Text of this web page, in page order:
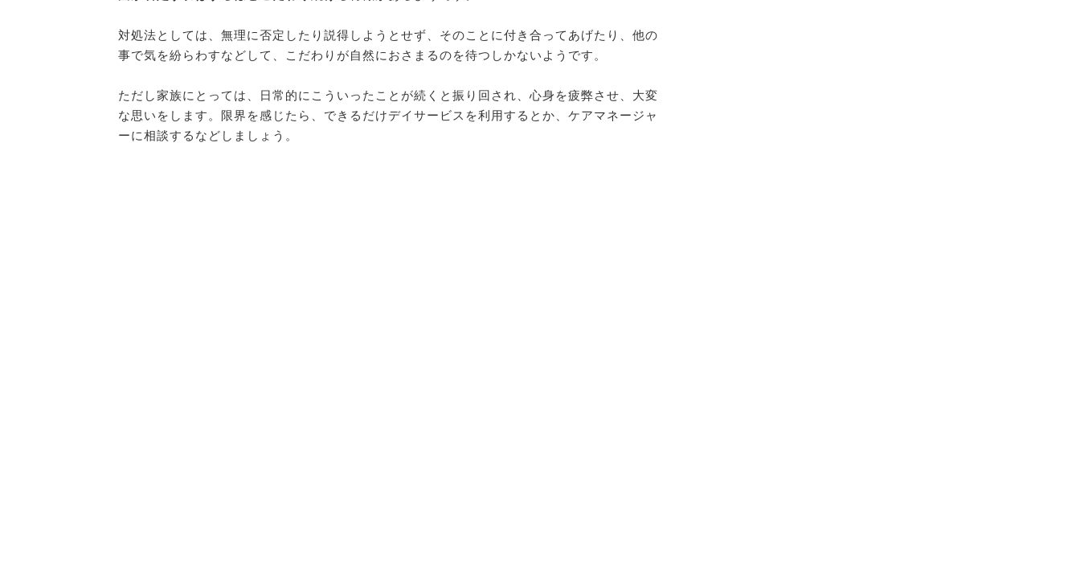
対処法としては、無理に否定したり説得しようとせず、そのことに付き合ってあげたり、他の
事で気を紛らわすなどして、こだわりが自然におさまるのを待つしかないようです。
ただし家族にとっては、日常的にこういったことが続くと振り回され、心身を疲弊させ、大変
な思いをします。限界を感じたら、できるだけデイサービスを利用するとか、ケアマネージャ
ーに相談するなどしましょう。